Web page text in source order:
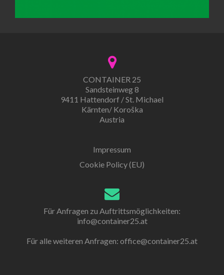
CONTAINER 25
Sandsteinweg 8
9411 Hattendorf / St. Michael
Kärnten/ Koroška
Austria
Impressum
Cookie Policy (EU)
Für Anfragen zu Auftrittsmöglichkeiten:
info@container25.at
Für alle weiteren Anfragen: office@container25.at